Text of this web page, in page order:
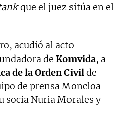
que el juez sitúa en el
acudió al acto
de Komvida, a
de la Orden Civil de
de prensa Moncloa
socia Nuria Morales y